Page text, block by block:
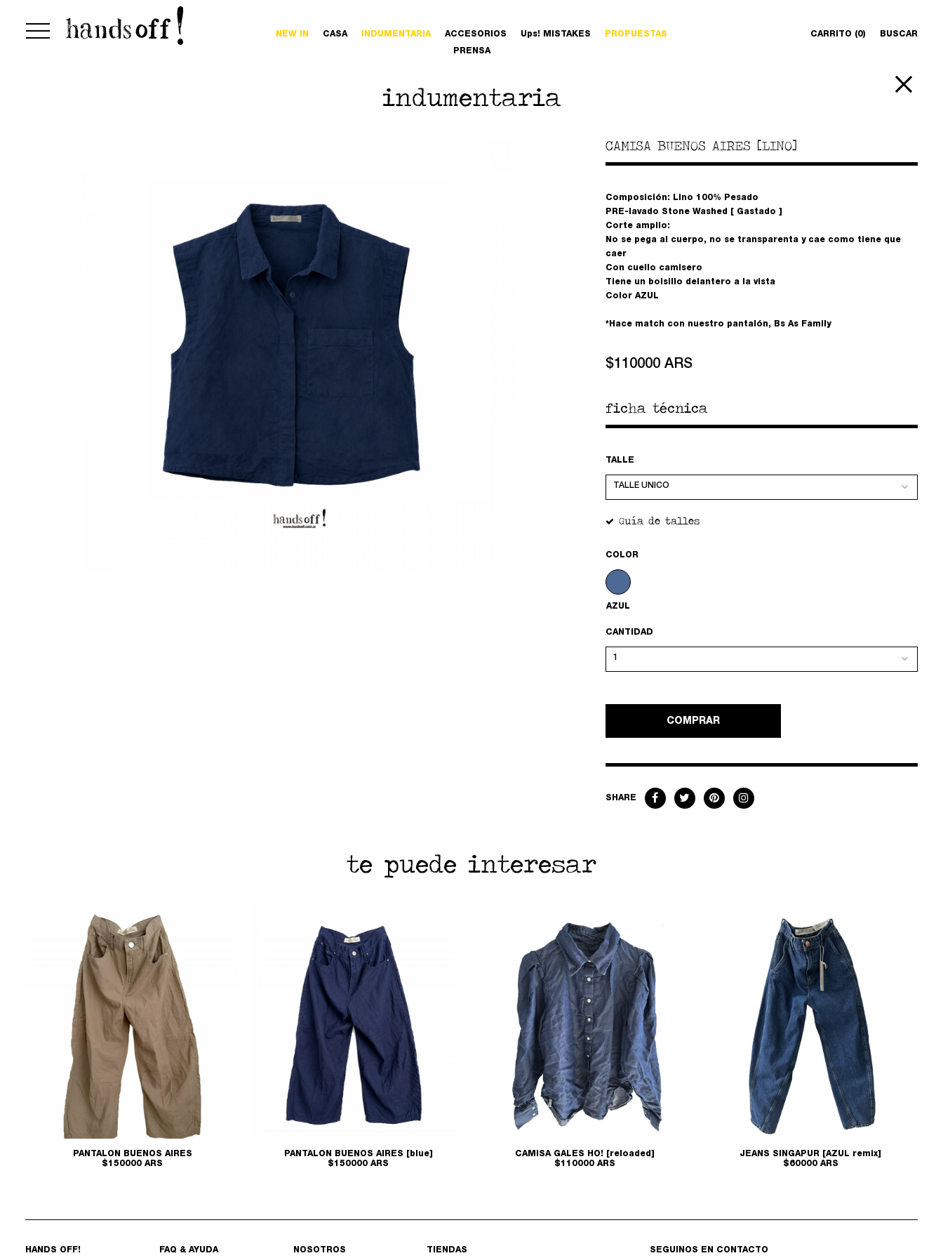
NEW IN CASA INDUMENTARIA ACCESORIOS Ups! MISTAKES
PROPUESTAS
PRENSA
CARRITO (0) BUSCAR
indumentaria
CAMISA BUENOS AIRES [LINO]
Composición: Lino 100% Pesado
PRE-lavado Stone Washed [ Gastado ]
Corte amplio:
No se pega al cuerpo, no se transparenta y cae como tiene que
caer
Con cuello camisero
Tiene un bolsillo delantero a la vista
Color AZUL
*Hace match con nuestro pantalón, Bs As Family
$110000 ARS
ficha técnica
TALLE
Guía de talles
COLOR
AZUL
CANTIDAD
COMPRAR
SHARE
te puede interesar
PANTALON BUENOS AIRES
$150000 ARS
PANTALON BUENOS AIRES [blue]
$150000 ARS
CAMISA GALES HO! [reloaded]
$110000 ARS
JEANS SINGAPUR [AZUL remix]
$60000 ARS
HANDS OFF! FAQ & AYUDA NOSOTROS TIENDAS SEGUINOS EN CONTACTO